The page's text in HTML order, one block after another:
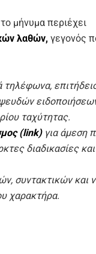
μήνυμα περιέχει
λαθών, γεγονός
ταχύτητας.
(link)για άμεση
διαδικασίες και
συντακτικών και
χαρακτήρα.